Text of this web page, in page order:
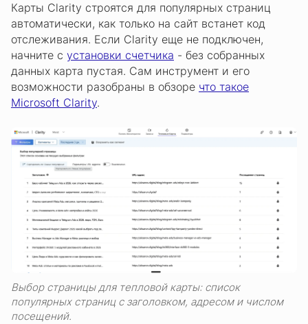
Карты Clarity строятся для популярных страниц
автоматически, как только на сайт встанет код
отслеживания. Если Clarity еще не подключен,
начните с установки счетчика - без собранных
данных карта пустая. Сам инструмент и его
возможности разобраны в обзоре что такое
Microsoft Clarity.
Выбор страницы для тепловой карты: список
популярных страниц с заголовком, адресом и числом
посещений.